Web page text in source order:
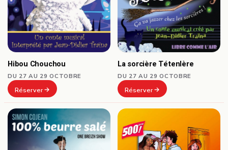
Hibou Chouchou
DU 27 AU 29 OCTOBRE
Réserver
La sorcière Tétenlère
DU 27 AU 29 OCTOBRE
Réserver